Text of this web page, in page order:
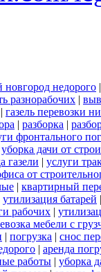
недорого |
разнорабочих |
| газель перевозки
| разборка |
фронтального
уборка дачи от
газели | услуги
от
| квартирный
утилизация батарей |
рабочих |
мебели с
| погрузка | снос
| аренда
работы | уборка